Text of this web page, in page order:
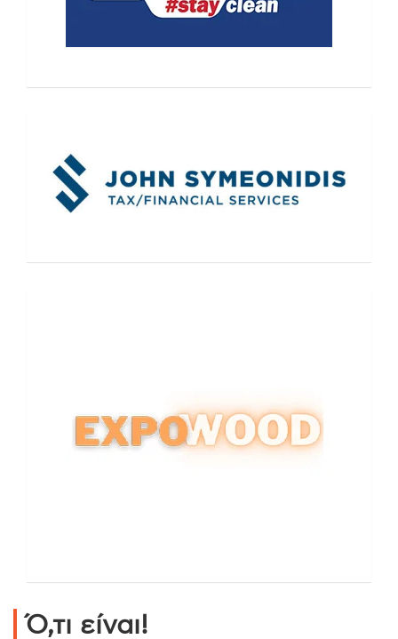
Ό,τι είναι!